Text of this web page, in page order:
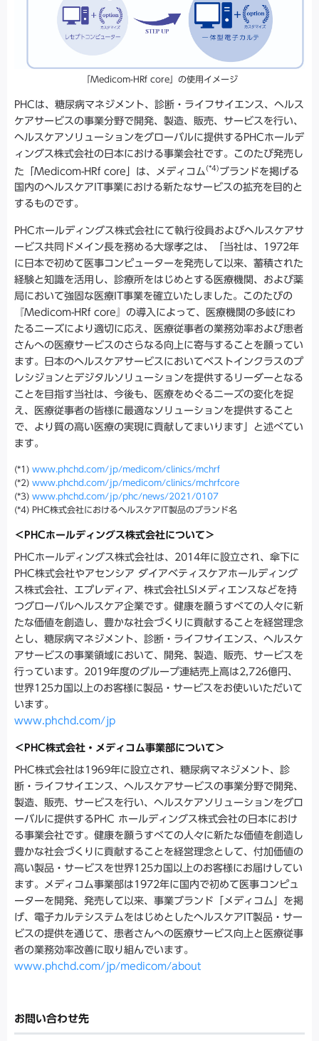
「Medicom-HRf core」の使用イメージ
PHCは、糖尿病マネジメント、診断・ライフサイエンス、ヘルス
ケアサービスの事業分野で開発、製造、販売、サービスを行い、
ヘルスケアソリューションをグローバルに提供するPHCホールデ
ィングス株式会社の日本における事業会社です。このたび発売し
た「Medicom-HRf core」は、メディコム (*4) ブランドを掲げる
国内のヘルスケアIT事業における新たなサービスの拡充を目的と
するものです。
PHCホールディングス株式会社にて執行役員およびヘルスケアサ
ービス共同ドメイン長を務める大塚孝之は、「当社は、1972年
に日本で初めて医事コンピューターを発売して以来、蓄積された
経験と知識を活用し、診療所をはじめとする医療機関、および薬
局において強固な医療IT事業を確立いたしました。このたびの
『Medicom-HRf core』の導入によって、医療機関の多岐にわ
たるニーズにより適切に応え、医療従事者の業務効率および患者
さんへの医療サービスのさらなる向上に寄与することを願ってい
ます。日本のヘルスケアサービスにおいてベストインクラスのプ
レシジョンとデジタルソリューションを提供するリーダーとなる
ことを目指す当社は、今後も、医療をめぐるニーズの変化を捉
え、医療従事者の皆様に最適なソリューションを提供すること
で、より質の高い医療の実現に貢献してまいります」と述べてい
ます。
(*1) www.phchd.com/jp/medicom/clinics/mchrf
(*2) www.phchd.com/jp/medicom/clinics/mchrfcore
(*3) www.phchd.com/jp/phc/news/2021/0107
(*4) PHC株式会社におけるヘルスケアIT製品のブランド名
＜PHCホールディングス株式会社について＞
PHCホールディングス株式会社は、2014年に設立され、傘下に
PHC株式会社やアセンシア ダイアベティスケアホールディング
ス株式会社、エプレディア、株式会社LSIメディエンスなどを持
つグローバルヘルスケア企業です。健康を願うすべての人々に新
たな価値を創造し、豊かな社会づくりに貢献することを経営理念
とし、糖尿病マネジメント、診断・ライフサイエンス、ヘルスケ
アサービスの事業領域において、開発、製造、販売、サービスを
行っています。2019年度のグループ連結売上高は2,726億円、
世界125カ国以上のお客様に製品・サービスをお使いいただいて
います。
www.phchd.com/jp
＜PHC株式会社・メディコム事業部について＞
PHC株式会社は1969年に設立され、糖尿病マネジメント、診
断・ライフサイエンス、ヘルスケアサービスの事業分野で開発、
製造、販売、サービスを行い、ヘルスケアソリューションをグロ
ーバルに提供するPHC ホールディングス株式会社の日本におけ
る事業会社です。健康を願うすべての人々に新たな価値を創造し
豊かな社会づくりに貢献することを経営理念として、付加価値の
高い製品・サービスを世界125カ国以上のお客様にお届けしてい
ます。メディコム事業部は1972年に国内で初めて医事コンピュ
ーターを開発、発売して以来、事業ブランド「メディコム」を掲
げ、電子カルテシステムをはじめとしたヘルスケアIT製品・サー
ビスの提供を通じて、患者さんへの医療サービス向上と医療従事
者の業務効率改善に取り組んでいます。
www.phchd.com/jp/medicom/about
お問い合わせ先